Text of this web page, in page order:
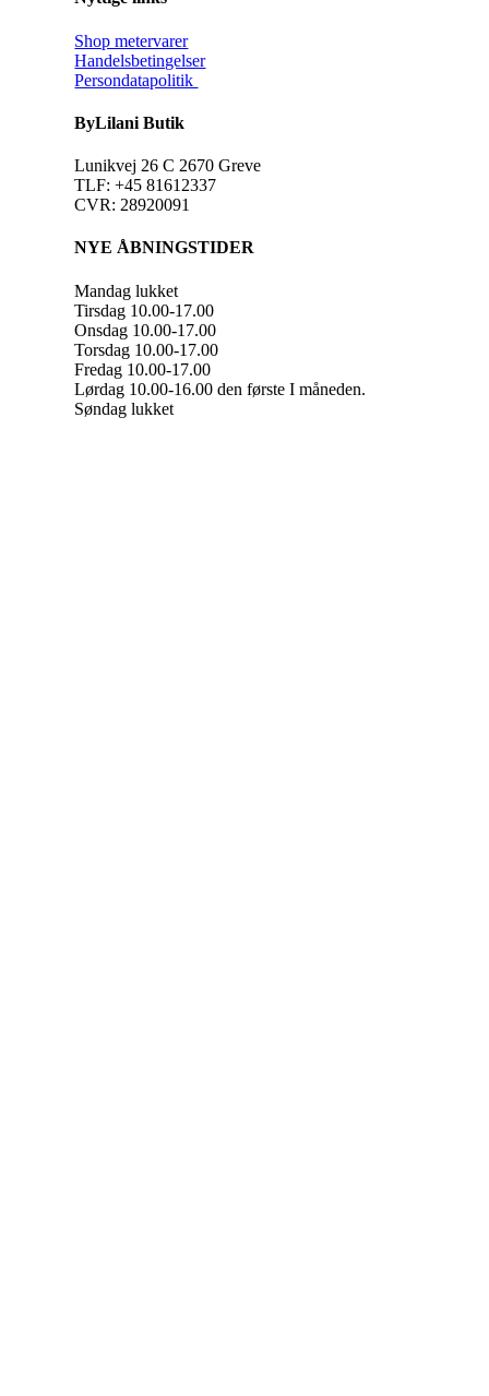
Shop metervarer
Handelsbetingelser
Persondatapolitik
ByLilani Butik
Lunikvej 26 C 2670 Greve
TLF: +45 81612337
CVR: 28920091
NYE ÅBNINGSTIDER
Mandag lukket
Tirsdag 10.00-17.00
Onsdag 10.00-17.00
Torsdag 10.00-17.00
Fredag 10.00-17.00
Lørdag 10.00-16.00 den første I måneden.
Søndag lukket